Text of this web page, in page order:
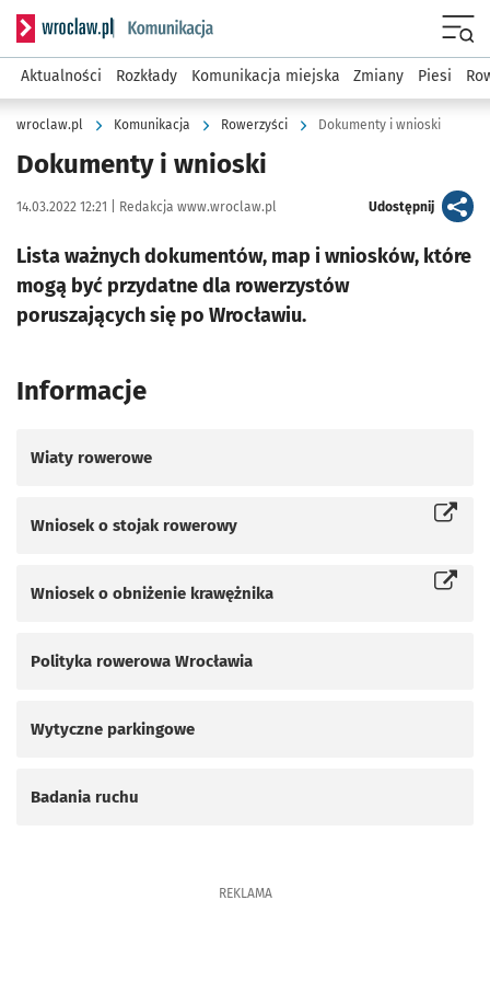
Serwis informacyjny wroclaw.pl podserwis: Komunikacja
Aktualności Rozkłady Komunikacja miejska Zmiany Piesi
wroclaw.pl Komunikacja Rowerzyści Dokumenty i wnioski
Dokumenty i wnioski
Data publikacji:
14.03.2022 12:21 | Autor:
Redakcja www.wroclaw.pl Udostępnijartykuł
Lista ważnych dokumentów, map i wniosków, które
mogą być przydatne dla rowerzystów
poruszających się po Wrocławiu.
Informacje
Wiaty rowerowe
Wniosek o stojak rowerowy
Otworzy się w nowej karcie
Wniosek o obniżenie krawężnika
Otworzy się w nowej karcie
Polityka rowerowa Wrocławia
Wytyczne parkingowe
Badania ruchu
REKLAMA